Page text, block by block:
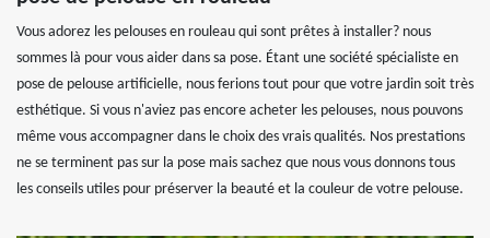
Vous adorez les pelouses en rouleau qui sont prêtes à installer? nous
sommes là pour vous aider dans sa pose. Étant une société spécialiste en
pose de pelouse artificielle, nous ferions tout pour que votre jardin soit très
esthétique. Si vous n'aviez pas encore acheter les pelouses, nous pouvons
même vous accompagner dans le choix des vrais qualités. Nos prestations
ne se terminent pas sur la pose mais sachez que nous vous donnons tous
les conseils utiles pour préserver la beauté et la couleur de votre pelouse.